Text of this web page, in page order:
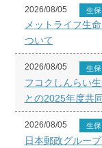
2026/08/05 生保
メットライフ生
ついて
2026/08/05 生保
フコクしんらい
との2025年度共
2026/08/05 生保
日本郵政グルー